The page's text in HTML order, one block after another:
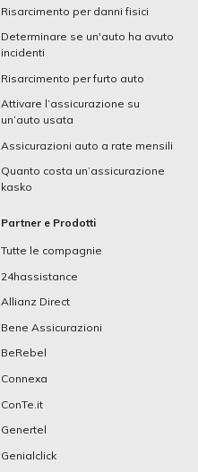
Risarcimento per danni fisici
Determinare se un'auto ha avuto
incidenti
Risarcimento per furto auto
Attivare l’assicurazione su
un’auto usata
Assicurazioni auto a rate mensili
Quanto costa un’assicurazione
kasko
Partner e Prodotti
Tutte le compagnie
24hassistance
Allianz Direct
Bene Assicurazioni
BeRebel
Connexa
ConTe.it
Genertel
Genialclick